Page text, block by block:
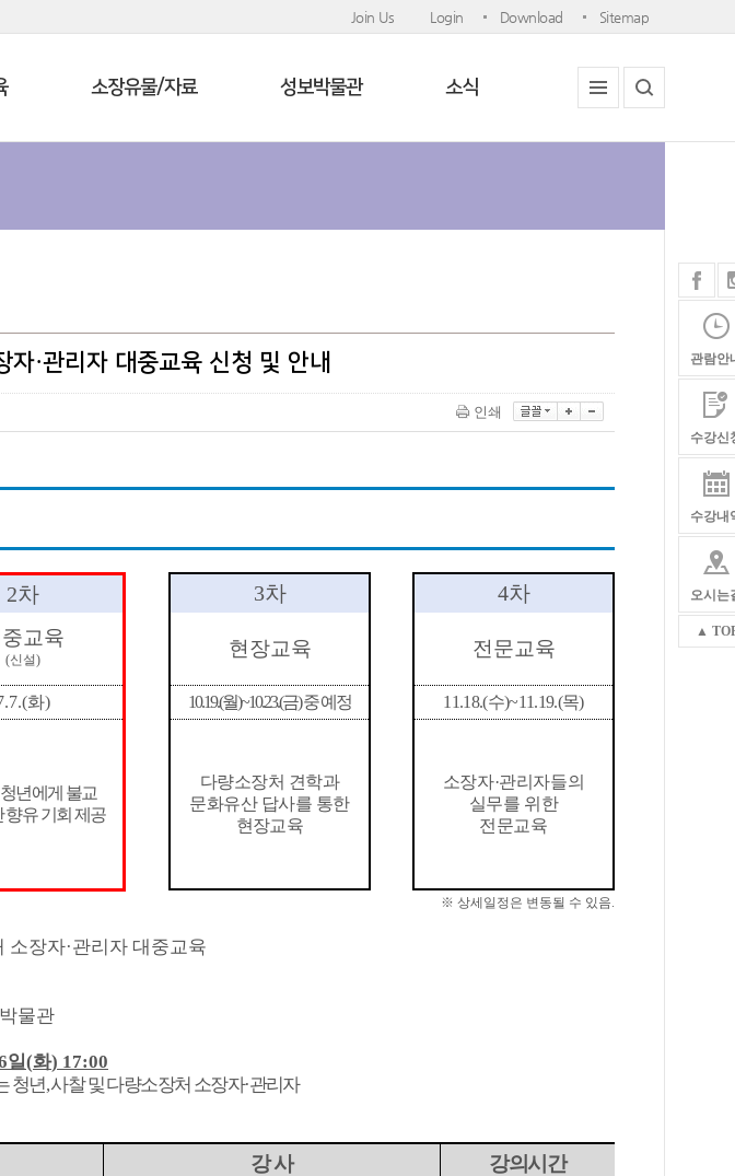
Join Us Login Download Sitemap
소장유물/자료 성보박물관 소식
·관리자 대중교육 신청 및 안내
인쇄
2차 3차 4차
교육
(신설) 현장교육 전문교육
화) 10.19.(월)~10.23.(금) 중 예정 11.18.(수)~11.19.(목)
청년에게 불교
향유 기회 제공
다량소장처 견학과
문화유산 답사를 통한
현장교육
소장자·관리자들의
실무를 위한
전문교육
※ 상세일정은 변동될 수 있음.
소장자·관리자 대중교육
물관
일(화) 17:00
청년,사찰 및 다량소장처 소장자·관리자
강 사 강의시간
관람안
수강신
수강내
오시는
▲